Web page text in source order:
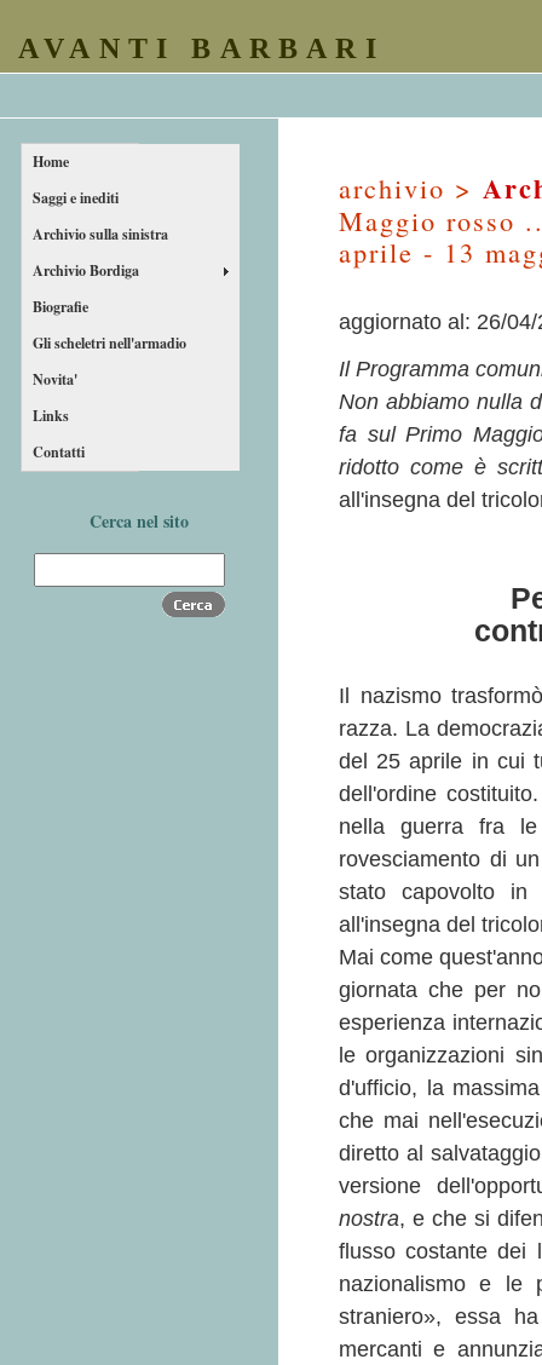
AVANTI BARBARI
Home
Saggi e inediti
Archivio sulla sinistra
Archivio Bordiga
Biografie
Gli scheletri nell'armadio
Novita'
Links
Contatti
Cerca nel sito
archivio >
Maggio rosso
aprile - 13
aggiornato al: 26/04/
Il Programma
Non abbiamo nulla
fa sul Primo
ridotto come è
all'insegna del
Il nazismo
razza. La
del 25 aprile in cui
dell'ordine
nella guerra fra
rovesciamento di
stato capovolto
all'insegna del
Mai come
giornata che per
esperienza
le organizzazioni
d'ufficio, la
che mai
diretto al
versione
nostra, e che si
flusso costante dei
nazionalismo e le
straniero», essa
mercanti e